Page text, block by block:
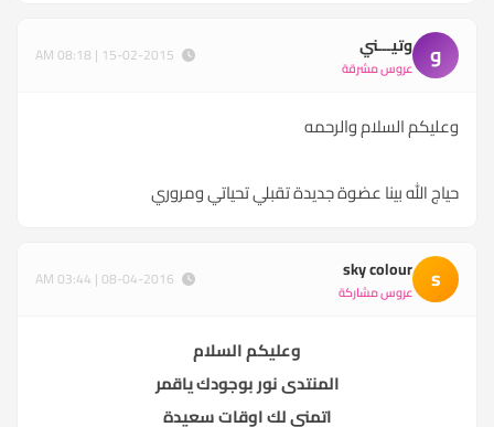
و وتيـــني
عروس مشرقة
وعليكم السلام والرحمه
حياج الله بينا عضوة جديدة تقبلي تحياتي ومروري
s
sky colour
عروس مشاركة
وعليكم السلام
المنتدى نور بوجودك ياقمر
اتمنى لك اوقات سعيدة